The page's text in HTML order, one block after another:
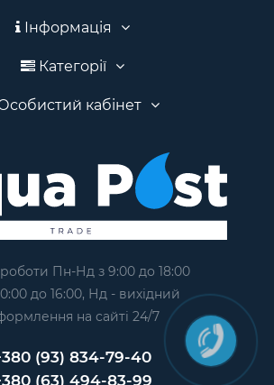
Інформація
Категорії
кабінет
роботи Пн-Нд з 9:00 до 18:00
до 16:00, Нд - вихідний
на сайтi 24/7
(93) 834-79-40
(63) 494-83-99